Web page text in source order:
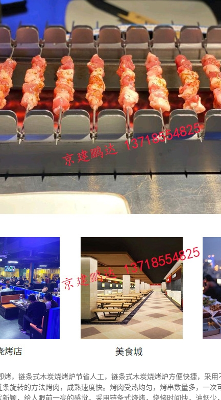
，链条式木炭烧烤炉节省人工，链条式木炭烧烤炉方便快捷，采
旋转的方法烤肉，成熟速度快。烤肉受热均匀，烤串数量多，一
颖，给人眼前一亮的感觉。采用链条式烧烤，烧烤时间快，油烟少